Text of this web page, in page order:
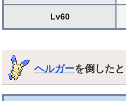
Lv60
ヘルガーを倒した